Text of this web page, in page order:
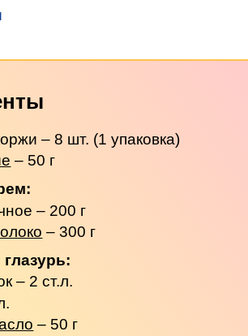
– 8 шт. (1 упаковка)
– 50 г
– 200 г
– 300 г
– 2 ст.л.
– 50 г